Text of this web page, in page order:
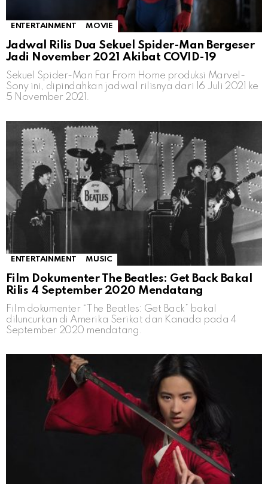
ENTERTAINMENT MOVIE
Jadwal Rilis Dua Sekuel Spider-Man Bergeser
Jadi November 2021 Akibat COVID-19
Sekuel Spider-Man Far From Home produksi Marvel-
Sony ini, dipindahkan jadwal rilisnya dari 16 Juli 2021 ke
5 November 2021.
ENTERTAINMENT MUSIC
Film Dokumenter The Beatles: Get Back Bakal
Rilis 4 September 2020 Mendatang
Film dokumenter “The Beatles: Get Back” bakal
diluncurkan di Amerika Serikat dan Kanada pada 4
September 2020 mendatang.